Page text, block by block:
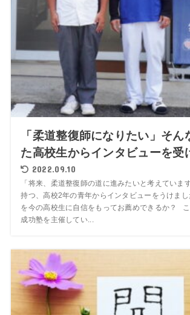
「柔道整復師になりたい」そん
た高校生からインタビューを受
2022.09.10
「将来、柔道整復師の道に進みたいと考えていま
持つ、高校2年の青年からインタビューをうけま
を今の高校生に自信をもってお薦めできるか？
成功塾を主催してい...